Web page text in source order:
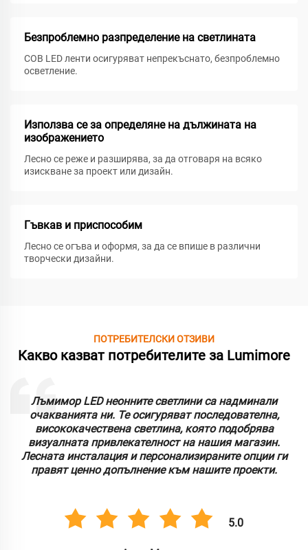
Безпроблемно разпределение на светлината
COB LED ленти осигуряват непрекъснато, безпроблемно
осветление.
Използва се за определяне на дължината на
изображението
Лесно се реже и разширява, за да отговаря на всяко
изискване за проект или дизайн.
Гъвкав и приспособим
Лесно се огъва и оформя, за да се впише в различни
творчески дизайни.
ПОТРЕБИТЕЛСКИ ОТЗИВИ
Какво казват потребителите за Lumimore
Лъмимор LED неонните светлини са надминали
очакванията ни. Те осигуряват последователна,
висококачествена светлина, която подобрява
визуалната привлекателност на нашия магазин.
Лесната инсталация и персонализираните опции ги
правят ценно допълнение към нашите проекти.
5.0